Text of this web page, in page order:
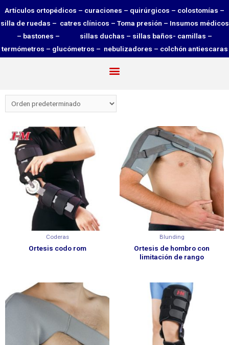
Artículos ortopédicos – curaciones – quirúrgicos – colostomías –
silla de ruedas – catres clínicos – Toma presión – Insumos médicos
– bastones – sillas duchas – sillas baños- camillas –
termómetros – glucómetros – nebulizadores – colchón antiescaras
Coderas
Ortesis codo rom
Blunding
Ortesis de hombro con
limitación de rango